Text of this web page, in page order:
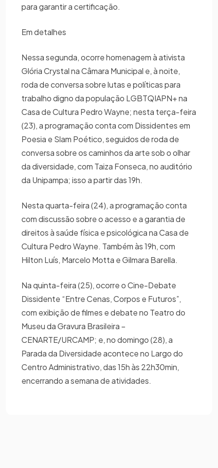
para garantir a certificação.
Em detalhes
Nessa segunda, ocorre homenagem à ativista
Glória Crystal na Câmara Municipal e, à noite,
roda de conversa sobre lutas e políticas para
trabalho digno da população LGBTQIAPN+ na
Casa de Cultura Pedro Wayne; nesta terça-feira
(23), a programação conta com Dissidentes em
Poesia e Slam Poético, seguidos de roda de
conversa sobre os caminhos da arte sob o olhar
da diversidade, com Taiza Fonseca, no auditório
da Unipampa; isso a partir das 19h.
Nesta quarta-feira (24), a programação conta
com discussão sobre o acesso e a garantia de
direitos à saúde física e psicológica na Casa de
Cultura Pedro Wayne. Também às 19h, com
Hilton Luís, Marcelo Motta e Gilmara Barella.
Na quinta-feira (25), ocorre o Cine-Debate
Dissidente “Entre Cenas, Corpos e Futuros”,
com exibição de filmes e debate no Teatro do
Museu da Gravura Brasileira –
CENARTE/URCAMP; e, no domingo (28), a
Parada da Diversidade acontece no Largo do
Centro Administrativo, das 15h às 22h30min,
encerrando a semana de atividades.